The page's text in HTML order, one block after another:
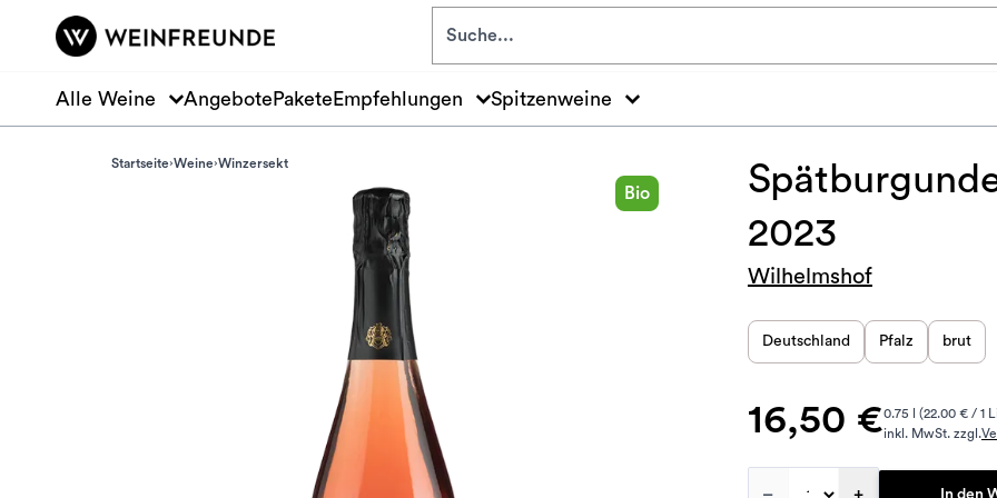
Zum Hauptinhalt springen
Alle Weine Angebote Pakete Empfehlungen Spitzenweine
Startseite Weine Winzersekt
Bio
2023
Wilhelmshof
Deutschland Pfalz brut
16,50 €0.75 l (22.00 € / 1
inkl. MwSt. zzgl.
In den